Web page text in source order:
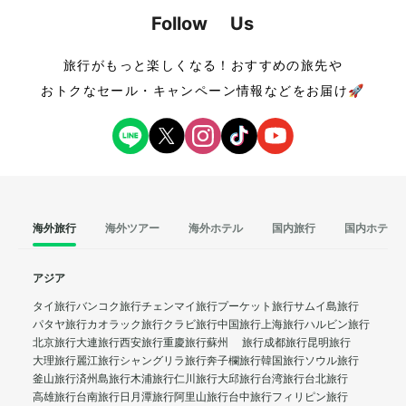
Follow Us
旅行がもっと楽しくなる！おすすめの旅先や
おトクなセール・キャンペーン情報などをお届け🚀
海外旅行 海外ツアー 海外ホテル 国内旅行 国内ホテル
アジア
タイ旅行バンコク旅行チェンマイ旅行プーケット旅行サムイ島旅行
パタヤ旅行カオラック旅行クラビ旅行中国旅行上海旅行ハルビン旅行
北京旅行大連旅行西安旅行重慶旅行蘇州 旅行成都旅行昆明旅行
大理旅行麗江旅行シャングリラ旅行奔子欄旅行韓国旅行ソウル旅行
釜山旅行済州島旅行木浦旅行仁川旅行大邱旅行台湾旅行台北旅行
高雄旅行台南旅行日月潭旅行阿里山旅行台中旅行フィリピン旅行